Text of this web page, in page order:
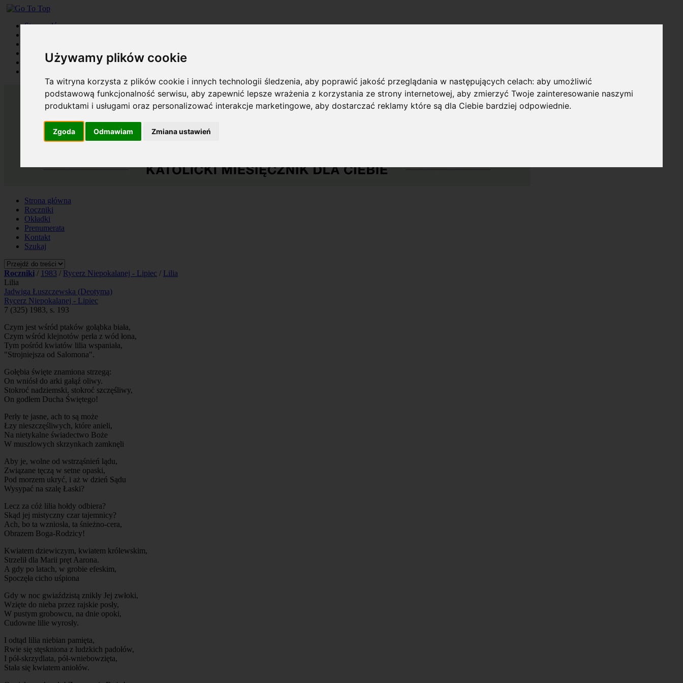
Używamy plików cookie
Ta witryna korzysta z plików cookie i innych technologii śledzenia, aby poprawić jakość przeglądania w następujących celach:aby umożliwić
podstawową funkcjonalność serwisu,aby zapewnić lepsze wrażenia z korzystania ze strony internetowej,aby zmierzyć Twoje zainteresowanie naszymi
produktami i usługami oraz personalizować interakcje marketingowe,aby dostarczać reklamy które są dla Ciebie bardziej odpowiednie.
Zgoda Odmawiam Zmiana ustawień
Strona główna
Prenumerata
Kontakt
Strona główna
Roczniki
Okładki
Prenumerata
Kontakt
Szukaj
Roczniki / 1983 / Rycerz Niepokalanej - Lipiec / Lilia
Lilia
Jadwiga Łuszczewska (Deotyma)
Rycerz Niepokalanej - Lipiec
7 (325) 1983, s. 193
Czym jest wśród ptaków gołąbka biała,
Czym wśród klejnotów perła z wód łona,
Tym pośród kwiatów lilia wspaniała,
"Strojniejsza od Salomona".
Gołębia święte znamiona strzegą:
On wniósł do arki gałąź oliwy.
Stokroć nadziemski, stokroć szczęśliwy,
On godłem Ducha Świętego!
Perły te jasne, ach to są może
Łzy nieszczęśliwych, które anieli,
Na nietykalne świadectwo Boże
W muszlowych skrzynkach zamknęli
Aby je, wolne od wstrząśnień lądu,
Związane tęczą w setne opaski,
Pod morzem ukryć, i aż w dzień Sądu
Wysypać na szalę Łaski?
Lecz za cóż lilia hołdy odbiera?
Skąd jej mistyczny czar tajemnicy?
Ach, bo ta wzniosła, ta śnieżno-cera,
Obrazem Boga-Rodzicy!
Kwiatem dziewiczym, kwiatem królewskim,
Strzelił dla Marii pręt Aarona.
A gdy po latach, w grobie efeskim,
Spoczęła cicho uśpiona
Gdy w noc gwiaździstą znikły Jej zwłoki,
Wzięte do nieba przez rajskie posły,
W pustym grobowcu, na dnie opoki,
Cudowne lilie wyrosły.
I odtąd lilia niebian pamięta,
Rwie się stęskniona z ludzkich padołów,
I pół-skrzydlata, pół-wniebowzięta,
Stała się kwiatem aniołów.